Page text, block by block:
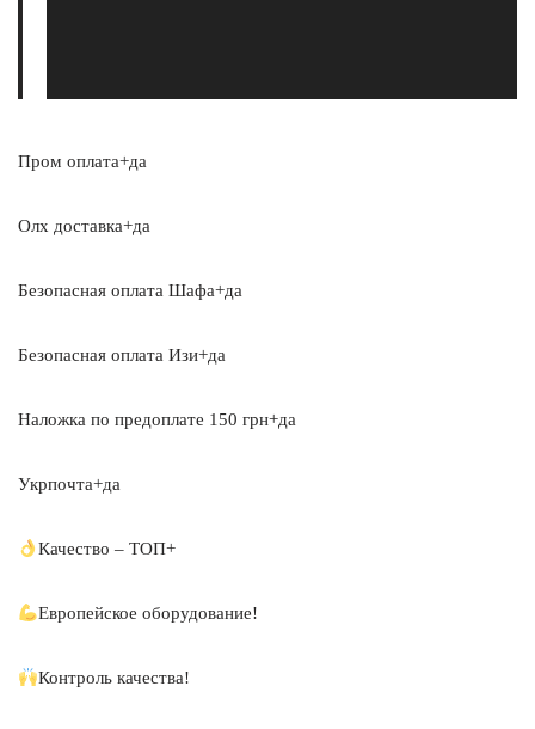
Пром оплата+да
Олх доставка+да
Безопасная оплата Шафа+да
Безопасная оплата Изи+да
Наложка по предоплате 150 грн+да
Укрпочта+да
Качество – ТОП+
Европейское оборудование!
Контроль качества!